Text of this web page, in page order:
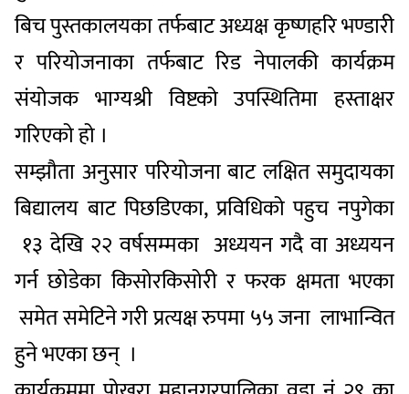
बिच पुस्तकालयका तर्फबाट अध्यक्ष कृष्णहरि भण्डारी
र परियोजनाका तर्फबाट रिड नेपालकी कार्यक्रम
संयोजक भाग्यश्री विष्टको उपस्थितिमा हस्ताक्षर
गरिएको हो ।
सम्झौता अनुसार परियोजना बाट लक्षित समुदायका
बिद्यालय बाट पिछडिएका, प्रविधिको पहुच नपुगेका
१३ देखि २२ वर्षसम्मका अध्ययन गदै वा अध्ययन
गर्न छोडेका किसोरकिसोरी र फरक क्षमता भएका
समेत समेटिने गरी प्रत्यक्ष रुपमा ५५ जना लाभान्वित
हुने भएका छन् ।